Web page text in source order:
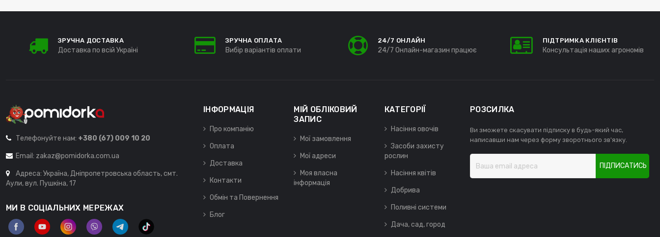
ЗРУЧНА ДОСТАВКА
Доставка по всій Україні
ЗРУЧНА ОПЛАТА
Вибір варіантів оплати
24/7 ОНЛАЙН
24/7 Онлайн-магазин працює
ПІДТРИМКА КЛІЄНТІВ
Консультація наших агрономів
Телефонуйте нам: +380 (67) 009 10 20
Email: zakaz@pomidorka.com.ua
Адреса: Україна, Дніпропетровська область, смт.
Аули, вул. Пушкіна, 17
МИ В СОЦІАЛЬНИХ МЕРЕЖАХ
ІНФОРМАЦІЯ
Про компанію
Оплата
Доставка
Контакти
Обмін та Повернення
Блог
МІЙ ОБЛІКОВИЙ
ЗАПИС
Мої замовлення
Мої адреси
Моя власна
інформація
КАТЕГОРІЇ
Насіння овочів
Засоби захисту
рослин
Насіння квітів
Добрива
Поливні системи
Дача, сад, город
РОЗСИЛКА
Ви зможете скасувати підписку в будь-який час,
написавши нам через форму зворотнього зв'язку.
ПІДПИСАТИСЬ